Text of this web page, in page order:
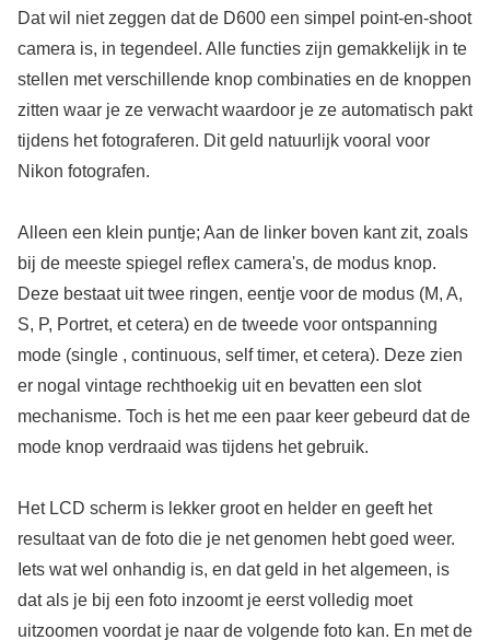
Dat wil niet zeggen dat de D600 een simpel point-en-shoot
camera is, in tegendeel. Alle functies zijn gemakkelijk in te
stellen met verschillende knop combinaties en de knoppen
zitten waar je ze verwacht waardoor je ze automatisch pakt
tijdens het fotograferen. Dit geld natuurlijk vooral voor
Nikon fotografen.
Alleen een klein puntje; Aan de linker boven kant zit, zoals
bij de meeste spiegel reflex camera's, de modus knop.
Deze bestaat uit twee ringen, eentje voor de modus (M, A,
S, P, Portret, et cetera) en de tweede voor ontspanning
mode (single , continuous, self timer, et cetera). Deze zien
er nogal vintage rechthoekig uit en bevatten een slot
mechanisme. Toch is het me een paar keer gebeurd dat de
mode knop verdraaid was tijdens het gebruik.
Het LCD scherm is lekker groot en helder en geeft het
resultaat van de foto die je net genomen hebt goed weer.
Iets wat wel onhandig is, en dat geld in het algemeen, is
dat als je bij een foto inzoomt je eerst volledig moet
uitzoomen voordat je naar de volgende foto kan. En met de